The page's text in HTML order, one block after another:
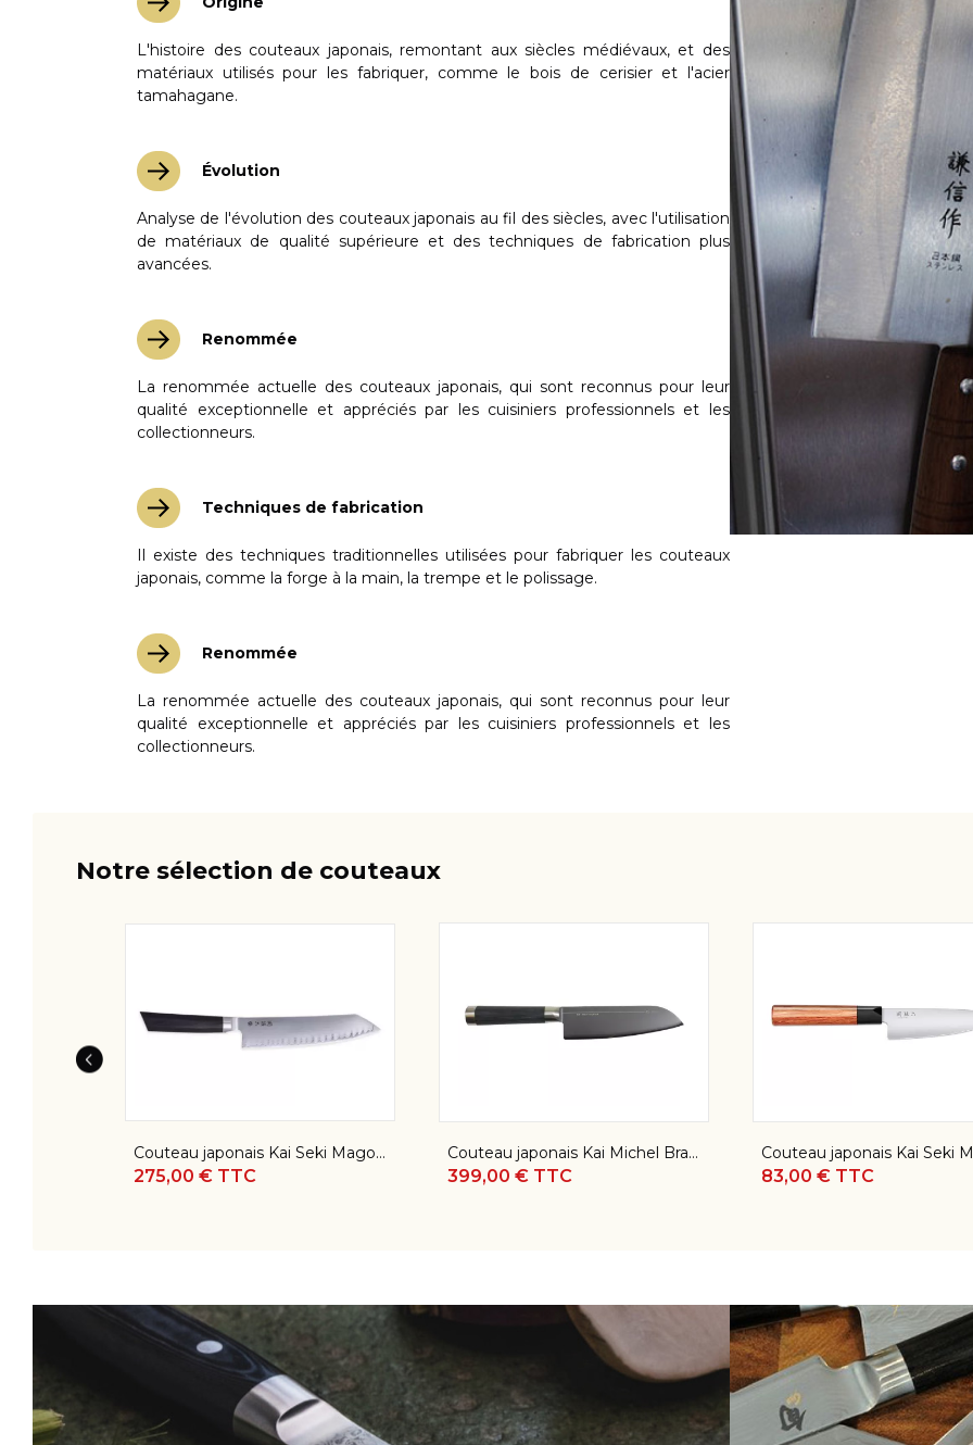
COUTEAU KAI SEKI MAGOROKU RED WOOD
COUTEAUX JAPONAIS KAI SHUN KAGEROU
COUTEAU KAI SHUN CLASSIC
COUTEAU KAI SHUN PREMIER TIM MÄLZER
COUTEAU KAI SHUN CLASSIC WHITE
COUTEAU KAI SHUN NAGARE
COUTEAU KAI SEKI MAGOROKU SHOSO
COUTEAUX KAI SEKI MAGOROKU MIGAKI
COUTEAU KAI SEKI MAGOROKU KINJU &
COUTEAU KAI PUREKOMACHI II
COUTEAU KAI TIM MÄLZER KAMAGATA
COUTEAU KAI ENGETSU - ÉDITION LIMITÉE
COUTEAU KAI WASABI BLACK
COUTEAU KAI SEKI MAGOROKU COMPOSITE
COUTEAUX KAI SEKI MAGOROKU KANAME X
CISEAUX KASHO BLUE
L'histoire des couteaux japonais, remontant aux siècles médiévaux, et des
matériaux utilisés pour les fabriquer, comme le bois de cerisier et l'acier
tamahagane.
Évolution
Analyse de l'évolution des couteaux japonais au fil des siècles, avec l'utilisation
de matériaux de qualité supérieure et des techniques de fabrication plus
avancées.
Renommée
La renommée actuelle des couteaux japonais, qui sont reconnus pour leur
qualité exceptionnelle et appréciés par les cuisiniers professionnels et les
collectionneurs.
Techniques de fabrication
Il existe des techniques traditionnelles utilisées pour fabriquer les couteaux
japonais, comme la forge à la main, la trempe et le polissage.
Renommée
La renommée actuelle des couteaux japonais, qui sont reconnus pour leur
qualité exceptionnelle et appréciés par les cuisiniers professionnels et les
collectionneurs.
Notre sélection de couteaux
Couteau japonais Kai Michel Bras - Couteau santoku 16 cm n°4
399,00 € TTC
Détail Ajouter au panier
Couteau japonais Kai Seki Magoroku Red Wood - Couteau de chef 15 cm
83,00 € TTC 221,00 € TTC
Ajouter au